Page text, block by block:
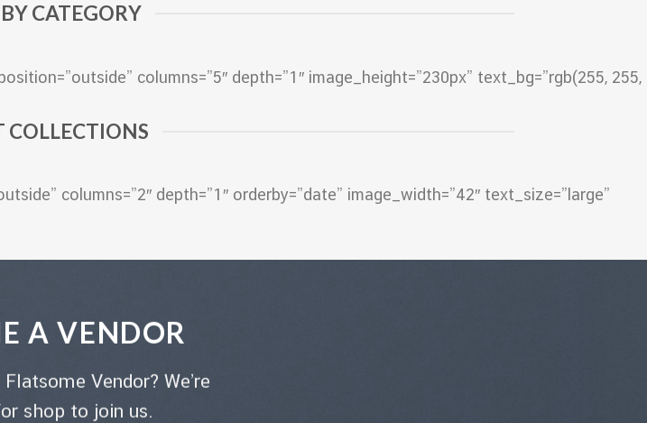
CATEGORY
columns=”5″ depth=”1″ image_height=”230px” text_bg=”rgb(255, 255,
COLLECTIONS
columns=”2″ depth=”1″ orderby=”date” image_width=”42″ text_size=”large”
A VENDOR
Vendor? We’re
shop to join us.